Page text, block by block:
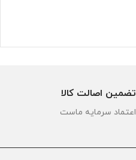
تضمین اصالت کالا
اعتماد سرمایه ماست